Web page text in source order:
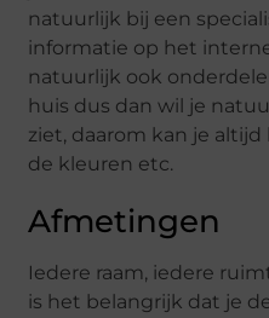
natuurlijk bij een
informatie op het
natuurlijk ook
huis dus dan wil je
ziet, daarom kan je
de kleuren etc.
Afmetingen
Iedere raam, iedere
is het belangrijk dat je